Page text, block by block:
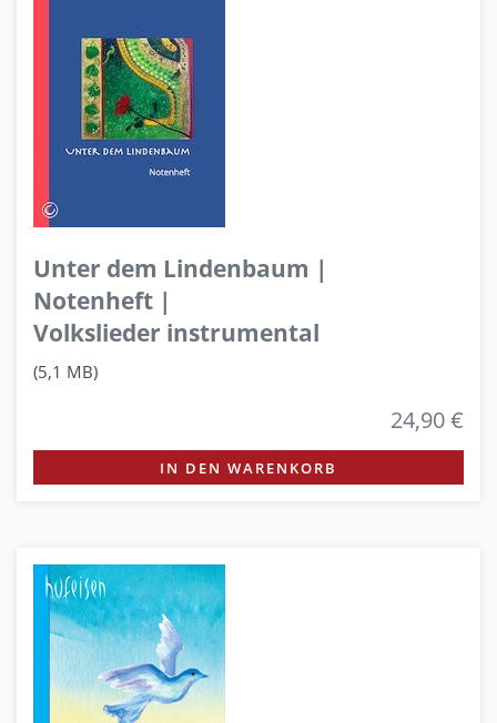
Unter dem Lindenbaum |
Notenheft |
Volkslieder instrumental
(5,1 MB)
24,90 €
IN DEN WARENKORB